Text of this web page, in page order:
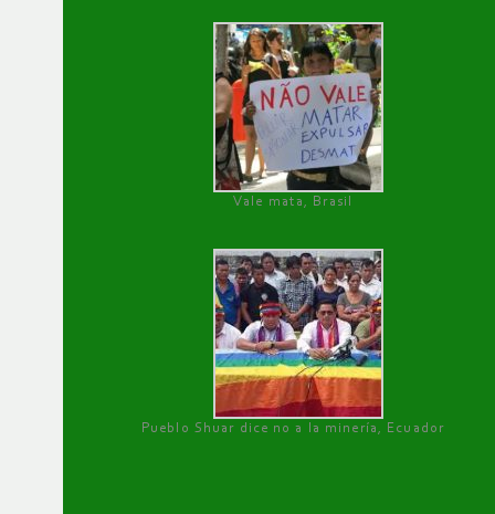
Vale mata, Brasil
Pueblo Shuar dice no a la minería, Ecuador